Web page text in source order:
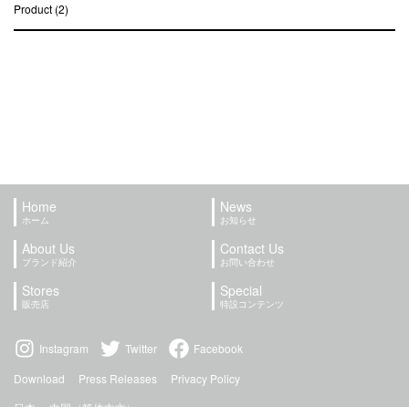
Product (2)
Home
ホーム
News
お知らせ
About Us
ブランド紹介
Contact Us
お問い合わせ
Stores
販売店
Special
特設コンテンツ
Instagram Twitter
Facebook
Download
Press Releases
Privacy Policy